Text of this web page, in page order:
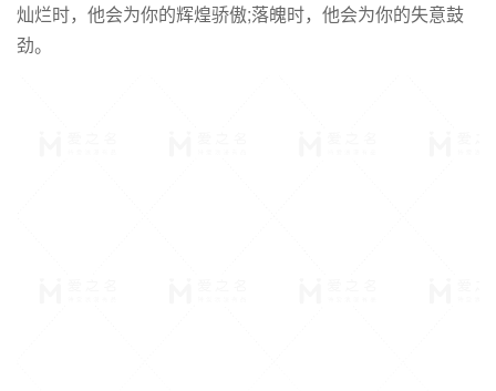
灿烂时，他会为你的辉煌骄傲;落魄时，他会为你的失意鼓
劲。